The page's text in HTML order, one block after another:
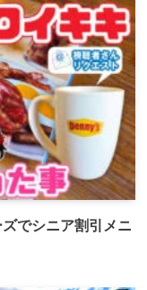
でシニア割引メニ